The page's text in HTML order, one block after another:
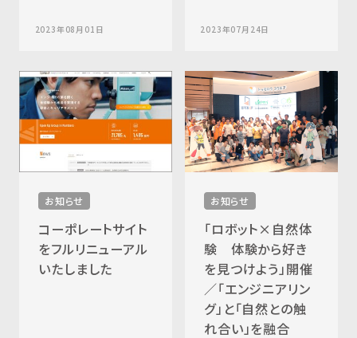
2023年08月01日 2023年07月24日
お知らせ
コーポレートサイト
をフルリニューアル
いたしました
お知らせ
「ロボット×自然体
験 体験から好き
を見つけよう」開催
／「エンジニアリン
グ」と「自然との触
れ合い」を融合